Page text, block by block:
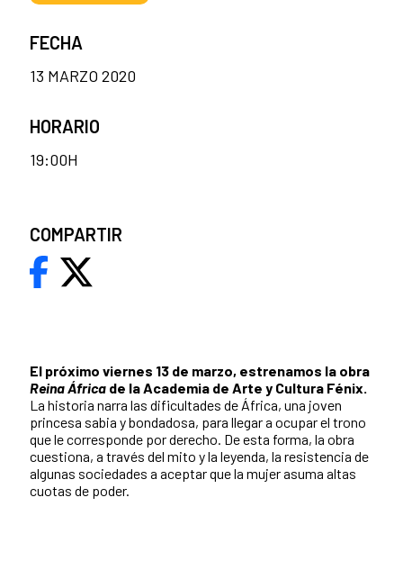
El próximo viernes 13 de marzo, estrenamos la obra
Reina África de la Academia de Arte y Cultura Fénix.
La historia narra las dificultades de África, una joven
princesa sabia y bondadosa, para llegar a ocupar el trono
que le corresponde por derecho. De esta forma, la obra
cuestiona, a través del mito y la leyenda, la resistencia de
algunas sociedades a aceptar que la mujer asuma altas
cuotas de poder.
FECHA
13 MARZO 2020
HORARIO
19:00H
COMPARTIR